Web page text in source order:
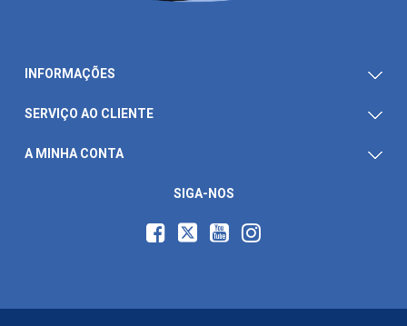
INFORMAÇÕES
SERVIÇO AO CLIENTE
A MINHA CONTA
SIGA-NOS